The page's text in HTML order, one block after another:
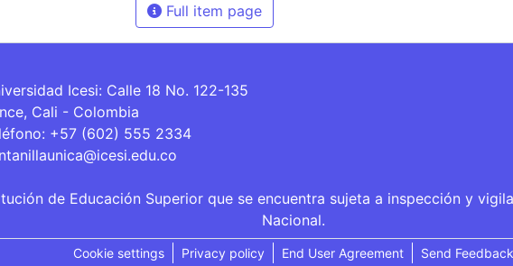
Full item page
Icesi: Calle 18 No. 122-135
Cali - Colombia
+57 (602) 555 2334
de Educación Superior que se encuentra sujeta a inspección y
Nacional.
Cookie settings Privacy policy End User Agreement Send Feedback